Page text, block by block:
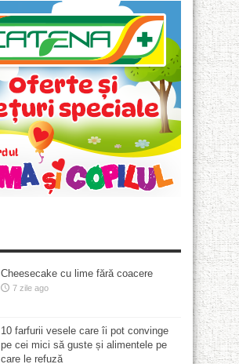
Cheesecake cu lime fără coacere
7 zile ago
10 farfurii vesele care îi pot convinge
pe cei mici să guste și alimentele pe
care le refuză